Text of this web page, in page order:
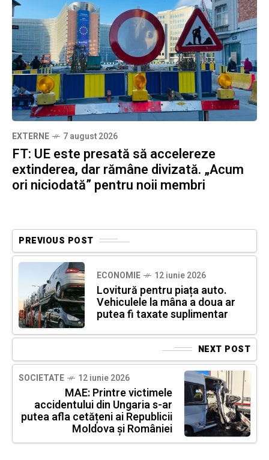
EXTERNE 7 august 2026
FT: UE este presată să accelereze
extinderea, dar rămâne divizată. „Acum
ori niciodată” pentru noii membri
PREVIOUS POST
ECONOMIE 12 iunie 2026
Lovitură pentru piața auto.
Vehiculele la mâna a doua ar
putea fi taxate suplimentar
NEXT POST
SOCIETATE 12 iunie 2026
MAE: Printre victimele
accidentului din Ungaria s-ar
putea afla cetățeni ai Republicii
Moldova și României